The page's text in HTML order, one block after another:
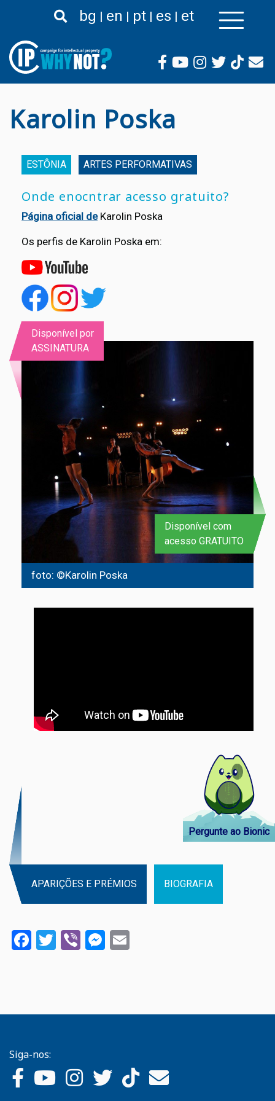
para
conteúdo
principal
bg en pt es et
Karolin Poska
ESTÔNIA ARTES PERFORMATIVAS
Onde enocntrar acesso gratuito?
Página oficial deKarolin Poska
Os perfis de Karolin Poska em:
foto: ©Karolin Poska
Disponível por
ASSINATURA
Disponível com
acesso GRATUITO
APARIÇÕES E PRÉMIOS BIOGRAFIA
Facebook
Twitter
ViberMessenger
Pergunte ao Bionic
Siga-nos: